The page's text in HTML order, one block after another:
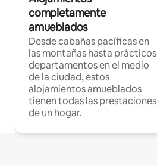
completamente
amueblados
Desde cabañas pacíficas en
las montañas hasta prácticos
departamentos en el medio
de la ciudad, estos
alojamientos amueblados
tienen todas las prestaciones
de un hogar.